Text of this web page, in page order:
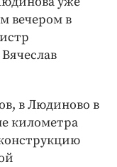
вечером в
в Людиново в
километра